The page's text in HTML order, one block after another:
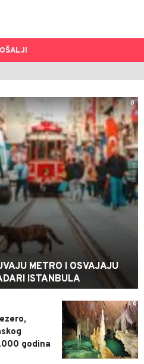
0
METRO I OSVAJAJU
ISTANBULA
0
godina